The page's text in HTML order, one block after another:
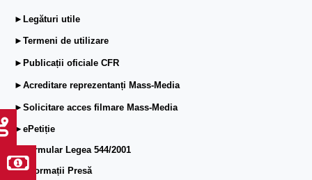
►Legături utile
►Termeni de utilizare
►Publicații oficiale CFR
►Acreditare reprezentanți Mass-Media
►Solicitare acces filmare Mass-Media
►ePetiție
►Formular Legea 544/2001
►Informații Presă